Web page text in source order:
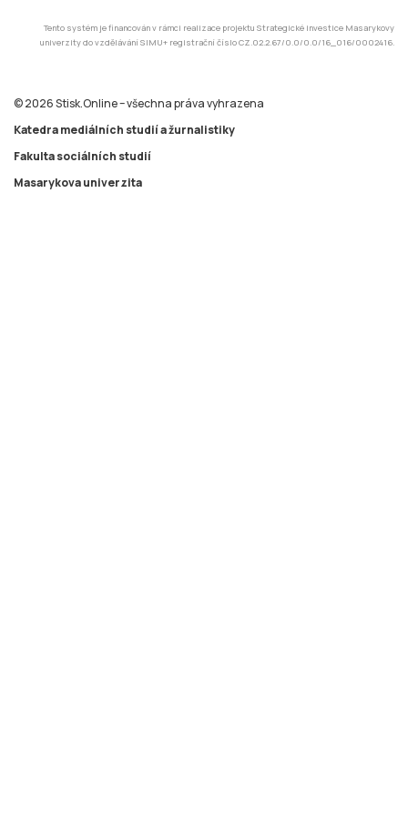
Tento systém je financován v rámci realizace projektu Strategické investice Masarykovy
univerzity do vzdělávání SIMU+ registrační číslo CZ.02.2.67/0.0/0.0/16_016/0002416.
© 2026 Stisk.Online – všechna práva vyhrazena
Katedra mediálních studií a žurnalistiky
Fakulta sociálních studií
Masarykova univerzita